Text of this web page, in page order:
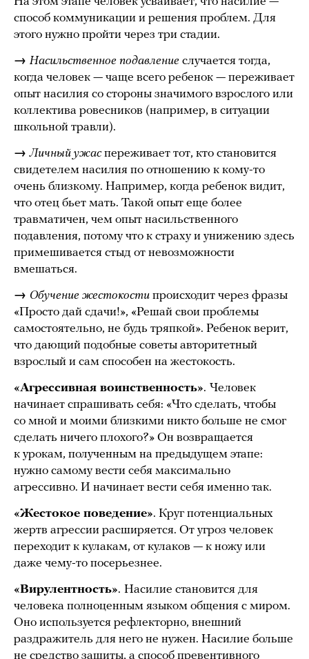
способ коммуникации и решения проблем. Для
этого нужно пройти через три стадии.
→ Насильственное подавление случается тогда,
когда человек — чаще всего ребенок — переживает
опыт насилия со стороны значимого взрослого или
коллектива ровесников (например, в ситуации
школьной травли).
→Личный ужаспереживает тот, кто становится
свидетелем насилия по отношению к кому-то
очень близкому. Например, когда ребенок видит,
что отец бьет мать. Такой опыт еще более
травматичен, чем опыт насильственного
подавления, потому что к страху и унижению здесь
примешивается стыд от невозможности
вмешаться.
→ Обучение жестокости происходит через фразы
«Просто дай сдачи!», «Решай свои проблемы
самостоятельно, не будь тряпкой». Ребенок верит,
что дающий подобные советы авторитетный
взрослый и сам способен на жестокость.
«Агрессивная воинственность». Человек
начинает спрашивать себя: «Что сделать, чтобы
со мной и моими близкими никто больше не смог
сделать ничего плохого?» Он возвращается
к урокам, полученным на предыдущем этапе:
нужно самому вести себя максимально
агрессивно. И начинает вести себя именно так.
«Жестокое поведение». Круг потенциальных
жертв агрессии расширяется. От угроз человек
переходит к кулакам, от кулаков — к ножу или
даже чему-то посерьезнее.
«Вирулентность». Насилие становится для
человека полноценным языком общения с миром.
Оно используется рефлекторно, внешний
раздражитель для него не нужен. Насилие больше
не средство защиты, а способ превентивного